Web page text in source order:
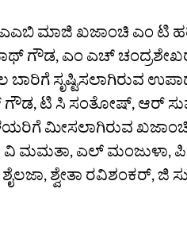
ಎಎಬಿ ಮಾಜಿ ಖಜಾಂಚಿ ಎಂ ಟಿ
ಗೌಡ, ಎಂ ಎಚ್‌
ಬಾರಿಗೆ ಸೃಷ್ಟಿಸಲಾಗಿರುವ
ಟಿ ಸಿ ಸಂತೋಷ್‌, ಆರ್‌
ಮೀಸಲಾಗಿರುವ
ವಿ ಮಮತಾ, ಎಲ್‌ ಮಂಜುಳಾ, ಪಿ
ಶ್ವೇತಾ ರವಿಶಂಕರ್‌, ಜಿ